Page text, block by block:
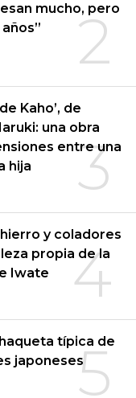
2
mucho, pero
3
Kaho’, de
una obra
entre una
hija
4
y coladores
propia de la
Iwate
5
típica de
japoneses